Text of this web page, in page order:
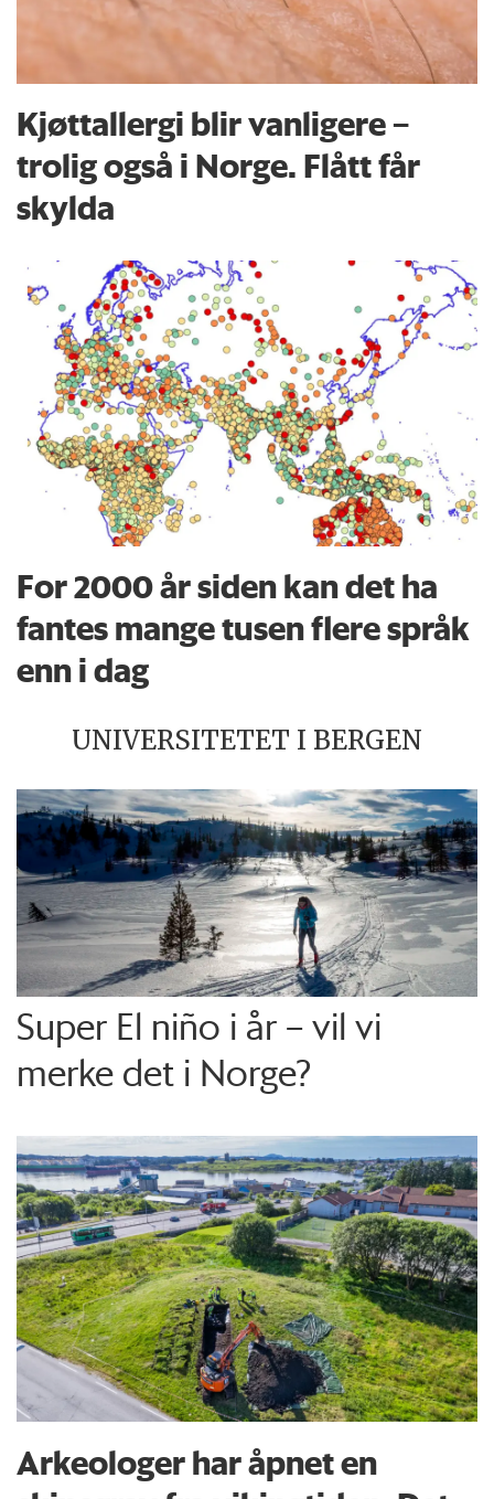
Kjøttallergi blir vanligere –
trolig også i Norge. Flått får
skylda
For 2000 år siden kan det ha
fantes mange tusen flere språk
enn i dag
UNIVERSITETET I BERGEN
Super El niño i år – vil vi
merke det i Norge?
Arkeologer har åpnet en